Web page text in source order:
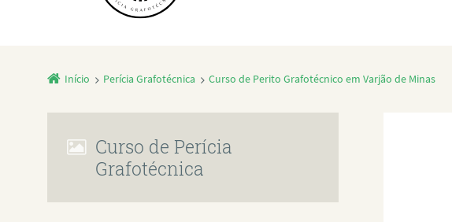
Início Perícia Grafotécnica Curso de Perito Grafotécnico em Varjão de Minas
Curso de Perícia
Grafotécnica